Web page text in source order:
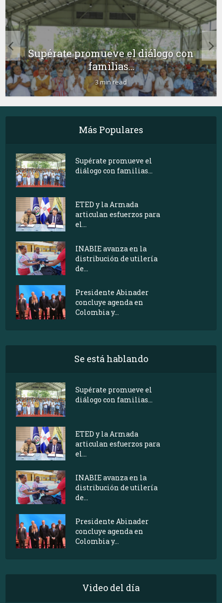
Supérate promueve el diálogo con
familias...
3 min read
Más Populares
Supérate promueve el
diálogo con familias...
ETED y la Armada
articulan esfuerzos para
el...
INABIE avanza en la
distribución de utilería
de...
Presidente Abinader
concluye agenda en
Colombia y...
Se está hablando
Supérate promueve el
diálogo con familias...
ETED y la Armada
articulan esfuerzos para
el...
INABIE avanza en la
distribución de utilería
de...
Presidente Abinader
concluye agenda en
Colombia y...
Video del día